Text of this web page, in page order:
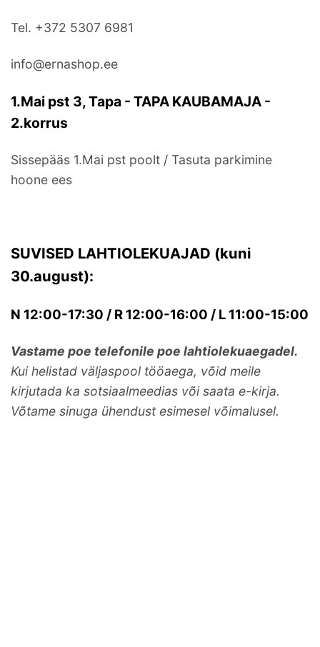
Tel. +372 5307 6981
info@ernashop.ee
1.Mai pst 3, Tapa - TAPA KAUBAMAJA -
2.korrus
Sissepääs 1.Mai pst poolt / Tasuta parkimine
hoone ees
SUVISED LAHTIOLEKUAJAD (kuni
30.august):
N 12:00-17:30 / R 12:00-16:00 / L 11:00-15:00
Vastame poe telefonile poe lahtiolekuaegadel.
Kui helistad väljaspool tööaega, võid meile
kirjutada ka sotsiaalmeedias või saata e-kirja.
Võtame sinuga ühendust esimesel võimalusel.